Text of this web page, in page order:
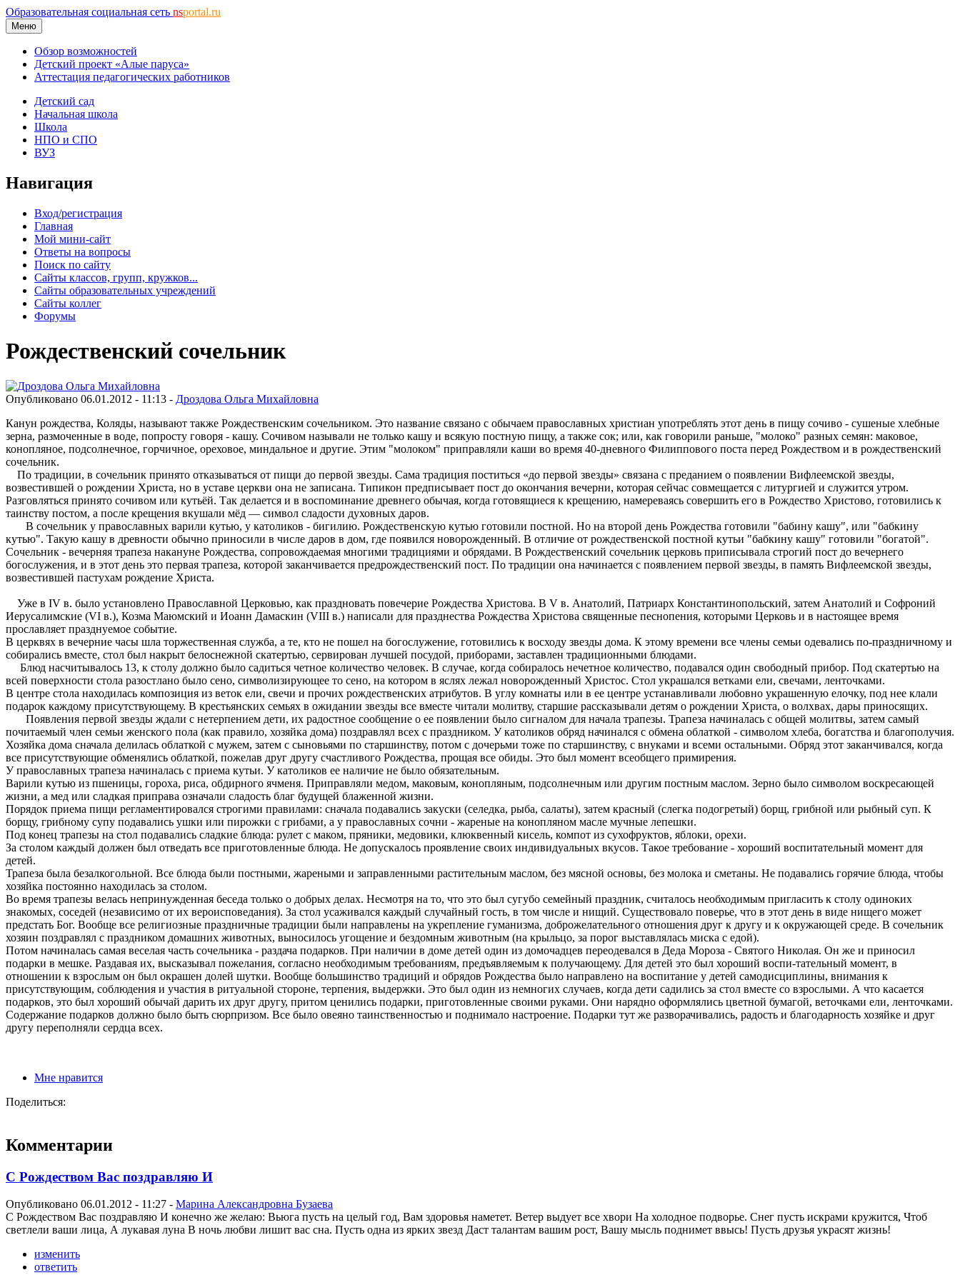
Образовательная социальная сеть nsportal.ru
Меню
Обзор возможностей
Детский проект «Алые паруса»
Аттестация педагогических работников
Детский сад
Начальная школа
Школа
НПО и СПО
ВУЗ
Навигация
Вход/регистрация
Главная
Мой мини-сайт
Ответы на вопросы
Поиск по сайту
Сайты классов, групп, кружков...
Сайты образовательных учреждений
Сайты коллег
Форумы
Рождественский сочельник
Опубликовано 06.01.2012 - 11:13 - Дроздова Ольга Михайловна
Канун рождества, Коляды, называют также Рождественским сочельником. Это название связано с обычаем православных христиан употреблять этот день в пищу сочиво - сушеные хлебные
зерна, размоченные в воде, попросту говоря - кашу. Сочивом называли не только кашу и всякую постную пищу, а также сок; или, как говорили раньше, "молоко" разных семян: маковое,
конопляное, подсолнечное, горчичное, ореховое, миндальное и другие. Этим "молоком" приправляли каши во время 40-дневного Филиппового поста перед Рождеством и в рождественский
сочельник.
По традиции, в сочельник принято отказываться от пищи до первой звезды. Сама традиция поститься «до первой звезды» связана с преданием о появлении Вифлеемской звезды,
возвестившей о рождении Христа, но в уставе церкви она не записана. Типикон предписывает пост до окончания вечерни, которая сейчас совмещается с литургией и служится утром.
Разговляться принято сочивом или кутьёй. Так делается и в воспоминание древнего обычая, когда готовящиеся к крещению, намереваясь совершить его в Рождество Христово, готовились к
таинству постом, а после крещения вкушали мёд — символ сладости духовных даров.
В сочельник у православных варили кутью, у католиков - бигилию. Рождественскую кутью готовили постной. Но на второй день Рождества готовили "бабину кашу", или "бабкину
кутью". Такую кашу в древности обычно приносили в числе даров в дом, где появился новорожденный. В отличие от рождественской постной кутьи "бабкину кашу" готовили "богатой".
Сочельник - вечерняя трапеза накануне Рождества, сопровождаемая многими традициями и обрядами. В Рождественский сочельник церковь приписывала строгий пост до вечернего
богослужения, и в этот день это первая трапеза, которой заканчивается предрождественский пост. По традиции она начинается с появлением первой звезды, в память Вифлеемской звезды,
возвестившей пастухам рождение Христа.
Уже в IV в. было установлено Православной Церковью, как праздновать повечерие Рождества Христова. В V в. Анатолий, Патриарх Константинопольский, затем Анатолий и Софроний
Иерусалимские (VI в.), Козма Маюмский и Иоанн Дамаскин (VIII в.) написали для празднества Рождества Христова священные песнопения, которыми Церковь и в настоящее время
прославляет празднуемое событие.
В церквях в вечерние часы шла торжественная служба, а те, кто не пошел на богослужение, готовились к восходу звезды дома. К этому времени все члены семьи одевались по-праздничному и
собирались вместе, стол был накрыт белоснежной скатертью, сервирован лучшей посудой, приборами, заставлен традиционными блюдами.
Блюд насчитывалось 13, к столу должно было садиться четное количество человек. В случае, когда собиралось нечетное количество, подавался один свободный прибор. Под скатертью на
всей поверхности стола разостлано было сено, символизирующее то сено, на котором в яслях лежал новорожденный Христос. Стол украшался ветками ели, свечами, ленточками.
В центре стола находилась композиция из веток ели, свечи и прочих рождественских атрибутов. В углу комнаты или в ее центре устанавливали любовно украшенную елочку, под нее клали
подарок каждому присутствующему. В крестьянских семьях в ожидании звезды все вместе читали молитву, старшие рассказывали детям о рождении Христа, о волхвах, дары приносящих.
Появления первой звезды ждали с нетерпением дети, их радостное сообщение о ее появлении было сигналом для начала трапезы. Трапеза начиналась с общей молитвы, затем самый
почитаемый член семьи женского пола (как правило, хозяйка дома) поздравлял всех с праздником. У католиков обряд начинался с обмена облаткой - символом хлеба, богатства и благополучия.
Хозяйка дома сначала делилась облаткой с мужем, затем с сыновьями по старшинству, потом с дочерьми тоже по старшинству, с внуками и всеми остальными. Обряд этот заканчивался, когда
все присутствующие обменялись облаткой, пожелав друг другу счастливого Рождества, прощая все обиды. Это был момент всеобщего примирения.
У православных трапеза начиналась с приема кутьи. У католиков ее наличие не было обязательным.
Варили кутью из пшеницы, гороха, риса, обдирного ячменя. Приправляли медом, маковым, конопляным, подсолнечным или другим постным маслом. Зерно было символом воскресающей
жизни, а мед или сладкая приправа означали сладость благ будущей блаженной жизни.
Порядок приема пищи регламентировался строгими правилами: сначала подавались закуски (селедка, рыба, салаты), затем красный (слегка подогретый) борщ, грибной или рыбный суп. К
борщу, грибному супу подавались ушки или пирожки с грибами, а у православных сочни - жареные на конопляном масле мучные лепешки.
Под конец трапезы на стол подавались сладкие блюда: рулет с маком, пряники, медовики, клюквенный кисель, компот из сухофруктов, яблоки, орехи.
За столом каждый должен был отведать все приготовленные блюда. Не допускалось проявление своих индивидуальных вкусов. Такое требование - хороший воспитательный момент для
детей.
Трапеза была безалкогольной. Все блюда были постными, жареными и заправленными растительным маслом, без мясной основы, без молока и сметаны. Не подавались горячие блюда, чтобы
хозяйка постоянно находилась за столом.
Во время трапезы велась непринужденная беседа только о добрых делах. Несмотря на то, что это был сугубо семейный праздник, считалось необходимым пригласить к столу одиноких
знакомых, соседей (независимо от их вероисповедания). За стол усаживался каждый случайный гость, в том числе и нищий. Существовало поверье, что в этот день в виде нищего может
предстать Бог. Вообще все религиозные праздничные традиции были направлены на укрепление гуманизма, доброжелательного отношения друг к другу и к окружающей среде. В сочельник
хозяин поздравлял с праздником домашних животных, выносилось угощение и бездомным животным (на крыльцо, за порог выставлялась миска с едой).
Потом начиналась самая веселая часть сочельника - раздача подарков. При наличии в доме детей один из домочадцев переодевался в Деда Мороза - Святого Николая. Он же и приносил
подарки в мешке. Раздавая их, высказывал пожелания, согласно необходимым требованиям, предъявляемым к получающему. Для детей это был хороший воспи-тательный момент, в
отношении к взрослым он был окрашен долей шутки. Вообще большинство традиций и обрядов Рождества было направлено на воспитание у детей самодисциплины, внимания к
присутствующим, соблюдения и участия в ритуальной стороне, терпения, выдержки. Это был один из немногих случаев, когда дети садились за стол вместе со взрослыми. А что касается
подарков, это был хороший обычай дарить их друг другу, притом ценились подарки, приготовленные своими руками. Они нарядно оформлялись цветной бумагой, веточками ели, ленточками.
Содержание подарков должно было быть сюрпризом. Все было овеяно таинственностью и поднимало настроение. Подарки тут же разворачивались, радость и благодарность хозяйке и друг
другу переполняли сердца всех.
Мне нравится
Поделиться:
Комментарии
С Рождеством Вас поздравляю И
Опубликовано 06.01.2012 - 11:27 - Марина Александровна Бузаева
С Рождеством Вас поздравляю И конечно же желаю: Вьюга пусть на целый год, Вам здоровья наметет. Ветер выдует все хвори На холодное подворье. Снег пусть искрами кружится, Чтоб
светлели ваши лица, А лукавая луна В ночь любви лишит вас сна. Пусть одна из ярких звезд Даст талантам вашим рост, Вашу мысль поднимет ввысь! Пусть друзья украсят жизнь!
изменить
ответить